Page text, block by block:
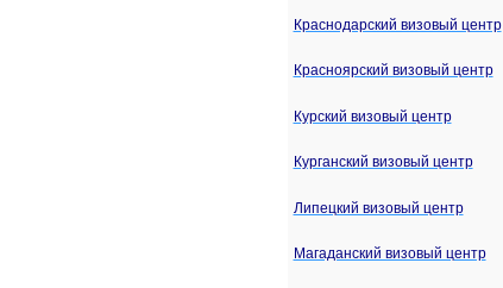
Краснодарский визовый центр
Красноярский визовый центр
Курский визовый центр
Курганский визовый центр
Липецкий визовый центр
Магаданский визовый центр